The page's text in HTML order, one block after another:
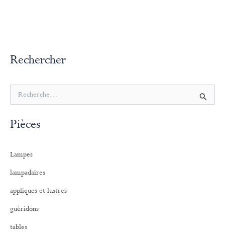
Rechercher
e
h
c
e
:
Pièces
Lampes
lampadaires
appliques et lustres
guéridons
tables